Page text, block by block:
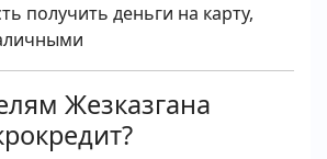
получить деньги на карту,
Жезказгана